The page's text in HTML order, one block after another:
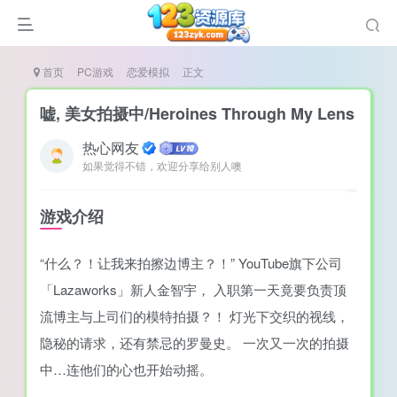
（摸鱼游戏）
首页 PC游戏 恋爱模拟 正文
嘘, 美女拍摄中/Heroines Through My Lens
热心网友
如果觉得不错，欢迎分享给别人噢
游戏介绍
“什么？！让我来拍擦边博主？！” YouTube旗下公司
「Lazaworks」新人金智宇， 入职第一天竟要负责顶
流博主与上司们的模特拍摄？！ 灯光下交织的视线，
隐秘的请求，还有禁忌的罗曼史。 一次又一次的拍摄
中…连他们的心也开始动摇。